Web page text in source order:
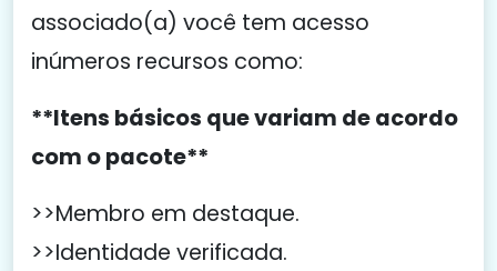
associado(a) você tem acesso
inúmeros recursos como:
**Itens básicos que variam de acordo
com o pacote**
>>Membro em destaque.
>>Identidade verificada.